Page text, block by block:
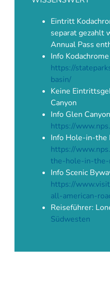
Eintritt
separat gezahlt
Annual Pass
Info
https://
basin/
Keine
Canyon
Info Glen
https://
Info Hole-in-the
https://
the-hole-in-the-
Info Scenic
https://
all-american-
Reiseführer:
Südwesten